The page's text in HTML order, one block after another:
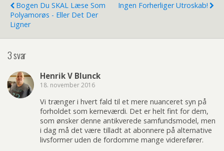
Bogen Du SKAL Læse Som
Polyamorøs - Eller Det Der
Ligner
Ingen Forherliger Utroskab!
3 svar
Henrik V Blunck
18. november 2016
Vi trænger i hvert fald til et mere nuanceret syn på
forholdet som kerneværdi. Det er helt fint for dem,
som ønsker denne antikverede samfundsmodel, men
i dag må det være tilladt at abonnere på alternative
livsformer uden de fordomme mange viderefører.